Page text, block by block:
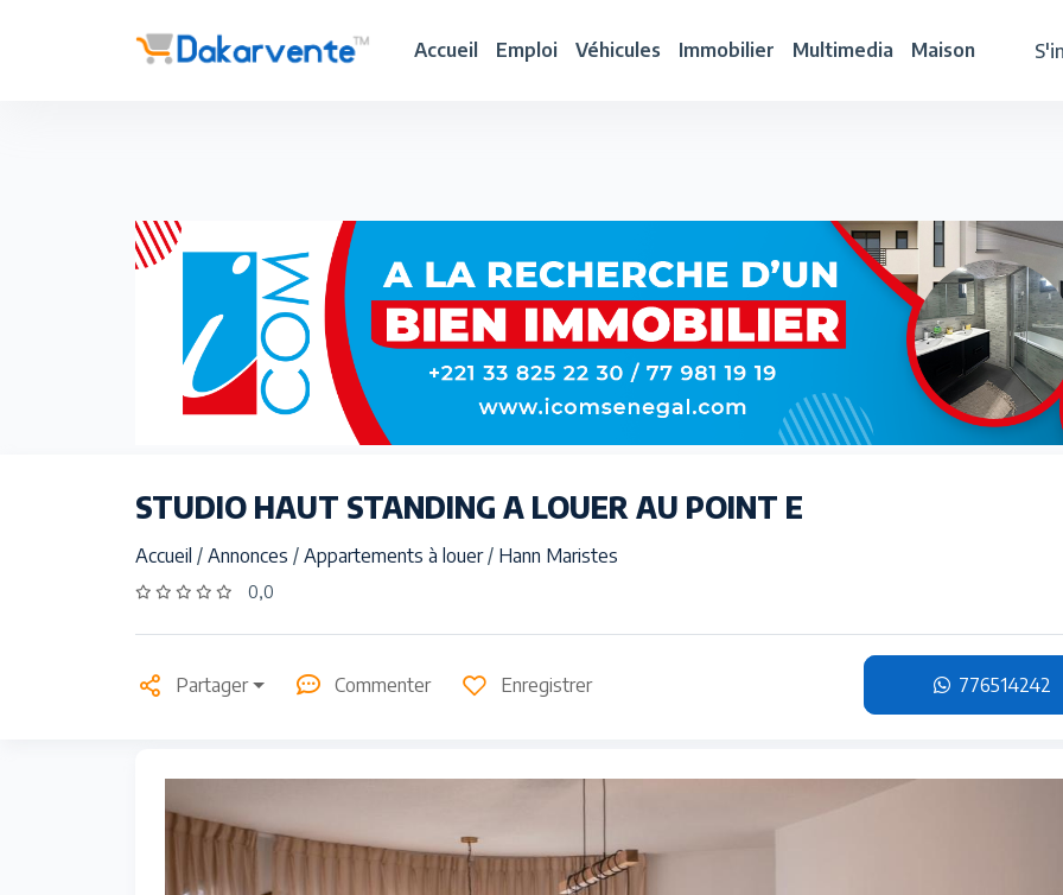
Accueil Emploi Véhicules Immobilier Multimedia Maison
STUDIO HAUT STANDING A LOUER AU POINT E
Accueil / Annonces / Appartements à louer/ Hann Maristes
0,0
Partager Commenter Enregistrer 776514242